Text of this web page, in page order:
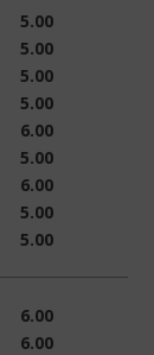
5.00
5.00
5.00
5.00
6.00
5.00
6.00
5.00
5.00
6.00
6.00